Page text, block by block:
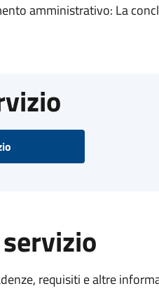
amministrativo: La
requisiti e altre